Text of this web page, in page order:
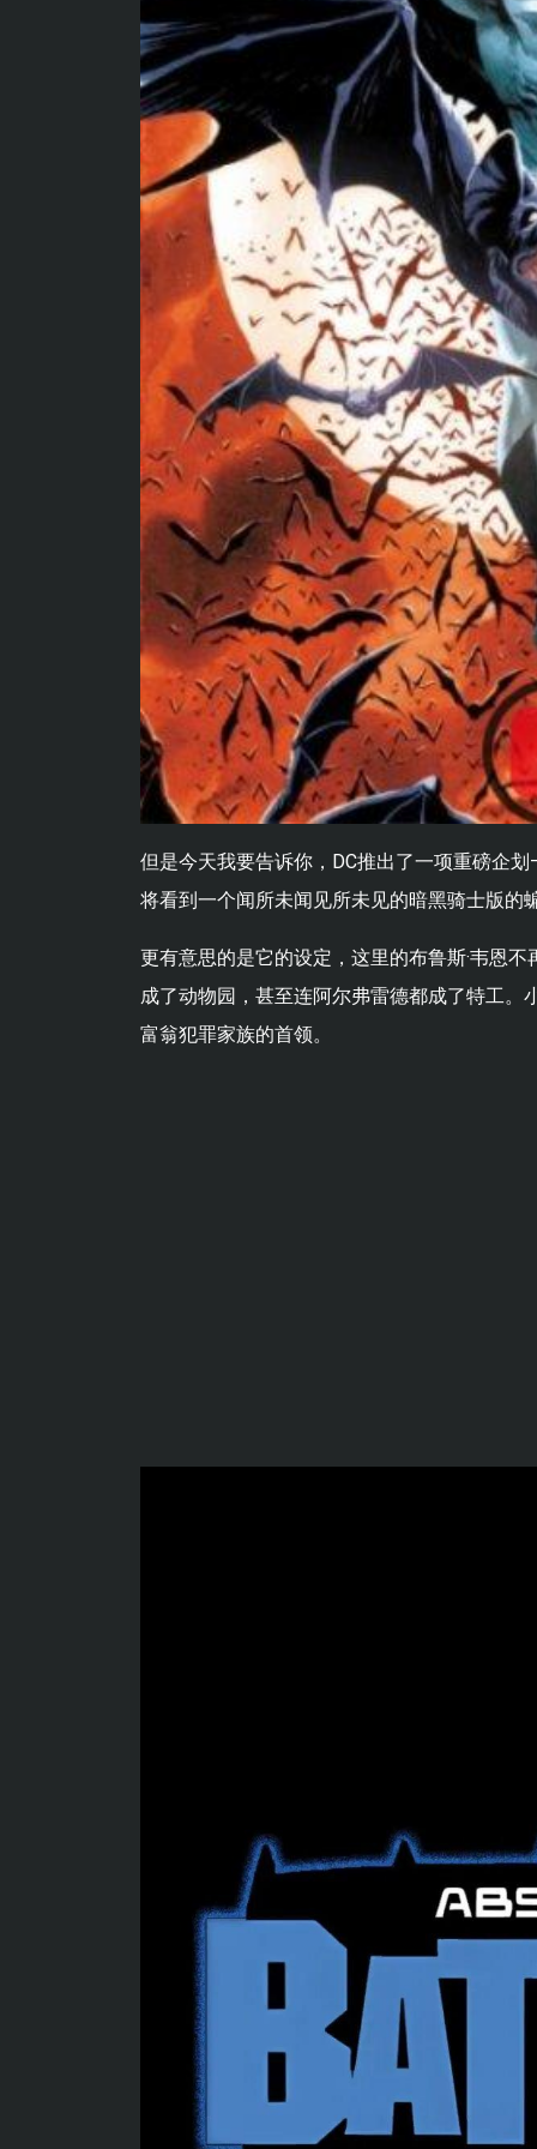
但是今天我要告诉你，DC推出了一项重磅企
将看到一个闻所未闻见所未见的暗黑骑士版的
更有意思的是它的设定，这里的布鲁斯·韦恩
成了动物园，甚至连阿尔弗雷德都成了特工
富翁犯罪家族的首领。